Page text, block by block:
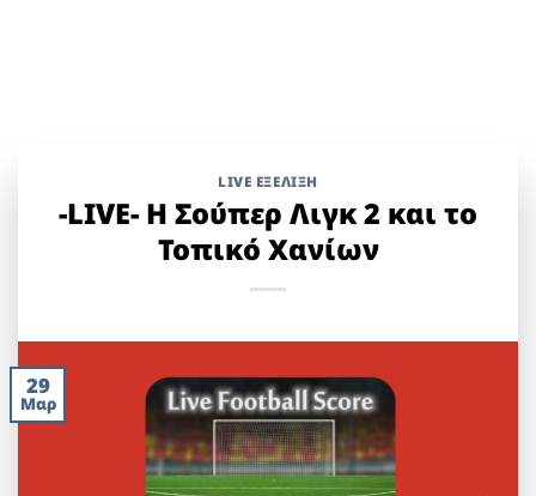
LIVE ΕΞΈΛΙΞΗ
-LIVE- Η Σούπερ Λιγκ 2 και το
Τοπικό Χανίων
29
Μαρ